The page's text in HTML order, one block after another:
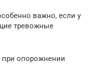
важно, если у
тревожные
опорожнении